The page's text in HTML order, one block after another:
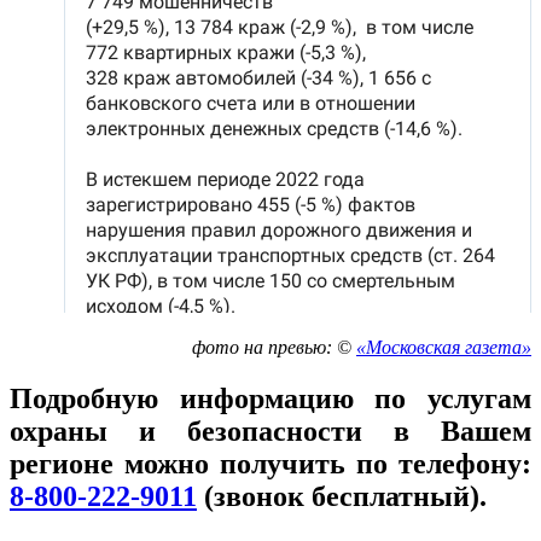
фото на превью: © «Московская газета»
Подробную информацию по услугам
охраны и безопасности в Вашем
регионе можно получить по телефону:
8-800-222-9011 (звонок бесплатный).